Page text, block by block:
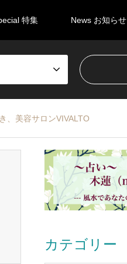
特集 News お知らせ
、美容サロンVIVALTO
カテゴリー